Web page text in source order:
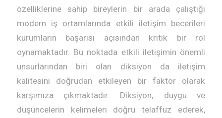
özelliklerine sahip bireylerin bir arada çalıştığı
modern iş ortamlarında etkili iletişim becerileri
kurumların başarısı açısından kritik bir rol
oynamaktadır. Bu noktada etkili iletişimin önemli
unsurlarından biri olan diksiyon da iletişim
kalitesini doğrudan etkileyen bir faktör olarak
karşımıza çıkmaktadır. Diksiyon; duygu ve
düşüncelerin kelimeleri doğru telaffuz ederek,